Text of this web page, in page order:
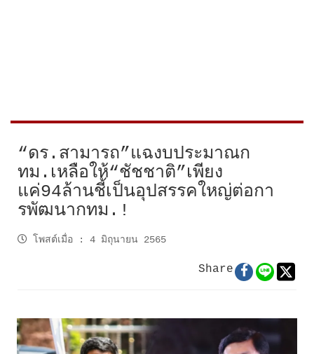
“ดร.สามารถ”แฉงบประมาณก
ทม.เหลือให้“ชัชชาติ”เพียง
แค่94ล้านชี้เป็นอุปสรรคใหญ่ต่อกา
รพัฒนากทม.!
โพสต์เมื่อ : 4 มิถุนายน 2565
Share